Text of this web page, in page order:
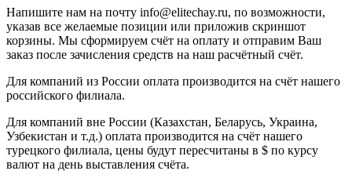
Напишите нам на почту info@elitechay.ru, по возможности,
указав все желаемые позиции или приложив скриншот
корзины. Мы сформируем счёт на оплату и отправим Ваш
заказ после зачисления средств на наш расчётный счёт.
Для компаний из России оплата производится на счёт нашего
российского филиала.
Для компаний вне России (Казахстан, Беларусь, Украина,
Узбекистан и т.д.) оплата производится на счёт нашего
турецкого филиала, цены будут пересчитаны в $ по курсу
валют на день выставления счёта.